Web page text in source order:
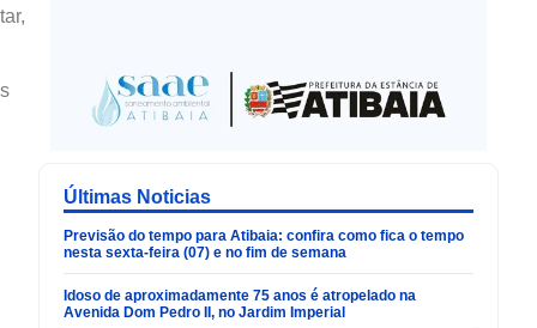
Últimas Noticias
Previsão do tempo para Atibaia: confira como fica o tempo
nesta sexta-feira (07) e no fim de semana
Idoso de aproximadamente 75 anos é atropelado na
Avenida Dom Pedro II, no Jardim Imperial